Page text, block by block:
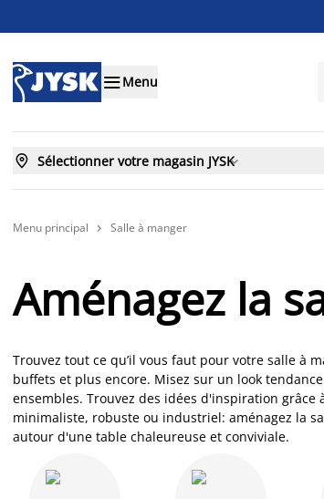
Menu
 Sélectionner votre magasin JYSK
Menu principal  Salle à manger
Aménagez la
Trouvez tout ce qu’il vous faut pour votre salle à
buffets et plus encore. Misez sur un look
ensembles. Trouvez des idées d'inspiration grâce
minimaliste, robuste ou industriel: aménagez la
autour d'une table chaleureuse et conviviale.